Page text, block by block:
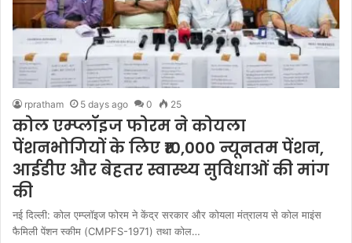
rpratham 5 days ago 0 25
कोल एम्प्लॉइज फोरम ने कोयला
पेंशनभोगियों के लिए ₹10,000 न्यूनतम पेंशन,
आईडीए और बेहतर स्वास्थ्य सुविधाओं की मांग
की
नई दिल्ली: कोल एम्प्लॉइज फोरम ने केंद्र सरकार और कोयला मंत्रालय से कोल माइंस
फैमिली पेंशन स्कीम (CMPFS-1971) तथा कोल…